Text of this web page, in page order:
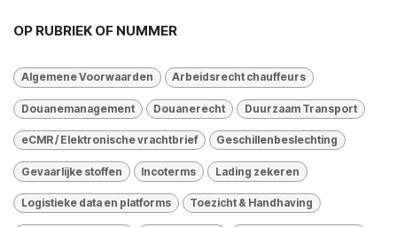
OP RUBRIEK OF NUMMER
Algemene Voorwaarden Arbeidsrecht chauffeurs
Douanemanagement Douanerecht Duurzaam Transport
eCMR / Elektronische vrachtbrief Geschillenbeslechting
Gevaarlijke stoffen Incoterms Lading zekeren
Logistieke data en platforms Toezicht & Handhaving